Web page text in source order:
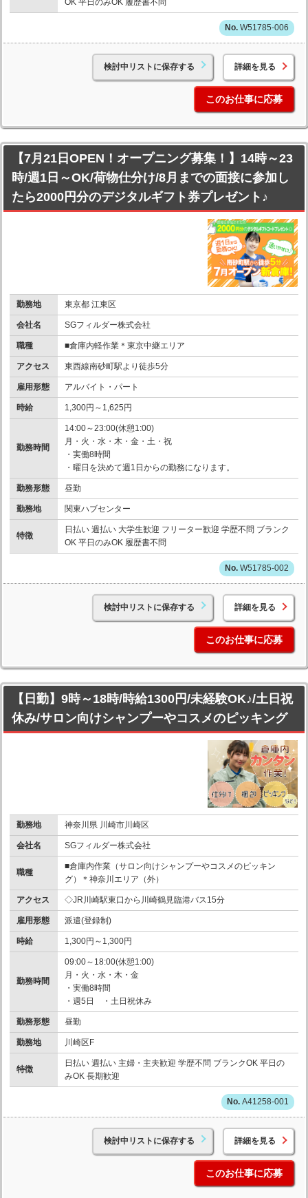
OK 平日のみOK 履歴書不問
W51785-006
検討中リストに保存する 詳細を見る
このお仕事に応募
【7月21日OPEN！オープニング募集！】14時～23
時/週1日～OK/荷物仕分け/8月までの面接に参加し
たら2000円分のデジタルギフト券プレゼント♪
勤務地 東京都 江東区
会社名 SGフィルダー株式会社
職種 ■倉庫内軽作業＊東京中継エリア
アクセス 東西線南砂町駅より徒歩5分
雇用形態 アルバイト・パート
時給 1,300円～1,625円
勤務時間
14:00～23:00(休憩1:00)
月・火・水・木・金・土・祝
・実働8時間
・曜日を決めて週1日からの勤務になります。
勤務形態 昼勤
勤務地 関東ハブセンター
特徴
日払い 週払い 大学生歓迎 フリーター歓迎 学歴不問 ブランク
OK 平日のみOK 履歴書不問
W51785-002
検討中リストに保存する 詳細を見る
このお仕事に応募
【日勤】9時～18時/時給1300円/未経験OK♪/土日祝
休み/サロン向けシャンプーやコスメのピッキング
勤務地 神奈川県 川崎市川崎区
会社名 SGフィルダー株式会社
職種
■倉庫内作業（サロン向けシャンプーやコスメのピッキン
グ）＊神奈川エリア（外）
アクセス ◇JR川崎駅東口から川崎鶴見臨港バス15分
雇用形態 派遣(登録制)
時給 1,300円～1,300円
勤務時間
09:00～18:00(休憩1:00)
月・火・水・木・金
・実働8時間
・週5日 ・土日祝休み
勤務形態 昼勤
勤務地 川崎区F
特徴
日払い 週払い 主婦・主夫歓迎 学歴不問 ブランクOK 平日の
みOK 長期歓迎
A41258-001
検討中リストに保存する 詳細を見る
このお仕事に応募